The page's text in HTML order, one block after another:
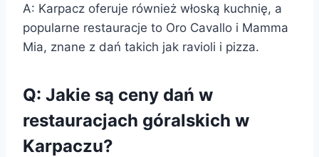
A: Karpacz oferuje również włoską kuchnię, a
popularne restauracje to Oro Cavallo i Mamma
Mia, znane z dań takich jak ravioli i pizza.
Q: Jakie są ceny dań w
restauracjach góralskich w
Karpaczu?